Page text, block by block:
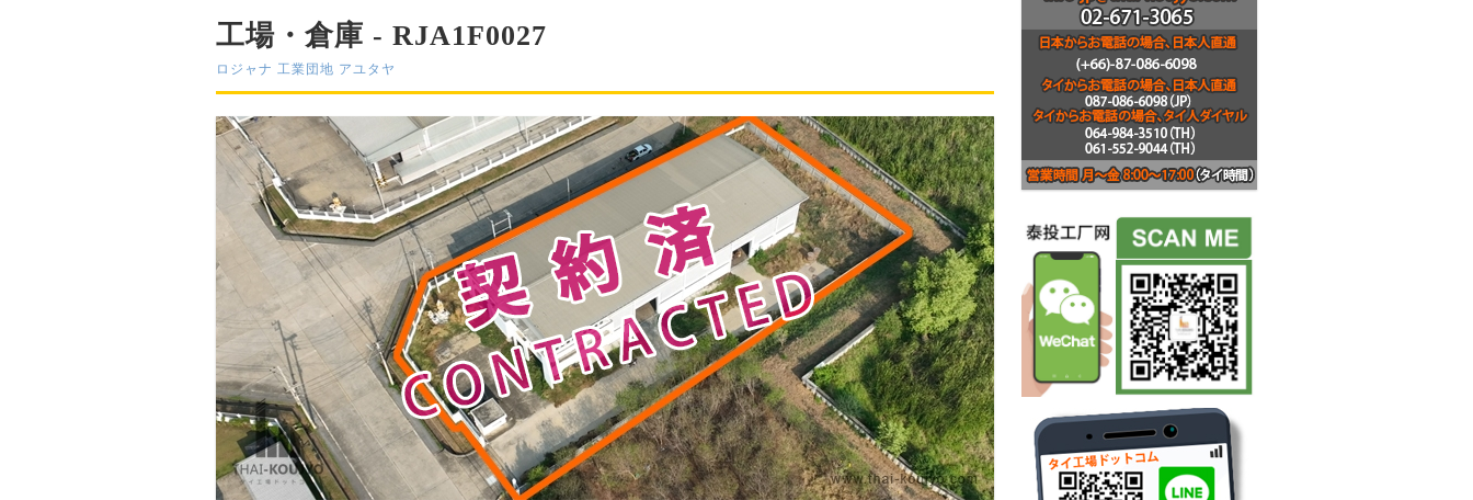
工場・倉庫 - RJA1F0027
ロジャナ 工業団地 アユタヤ